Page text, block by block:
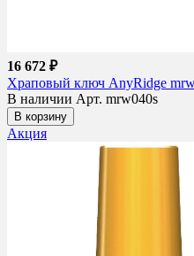
16 672 ₽
Храповый ключ AnyRidge
В наличии Арт. mrw040s
В корзину
Акция